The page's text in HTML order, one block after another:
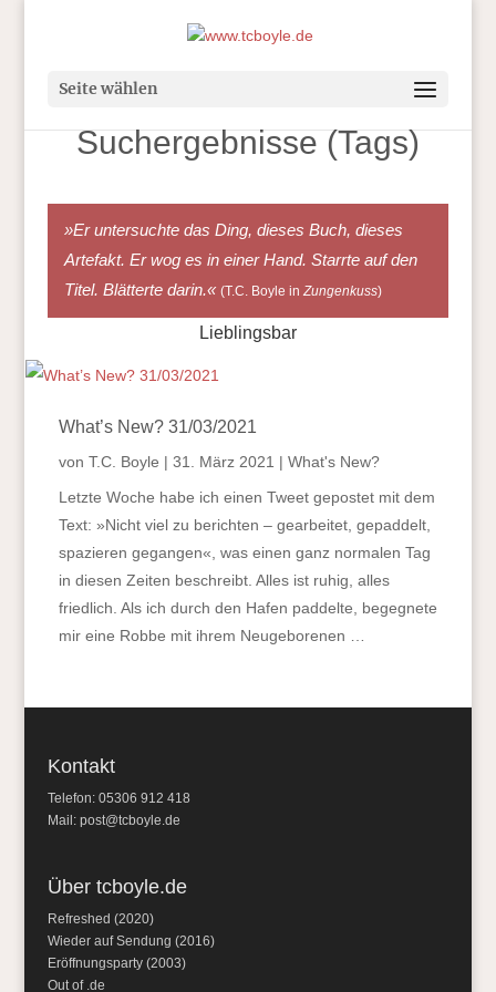
Seite wählen
Suchergebnisse (Tags)
»Er untersuchte das Ding, dieses Buch, dieses
Artefakt. Er wog es in einer Hand. Starrte auf den
Titel. Blätterte darin.« (T.C. Boyle in Zungenkuss)
Lieblingsbar
What’s New? 31/03/2021
von T.C. Boyle | 31. März 2021 | What's New?
Letzte Woche habe ich einen Tweet gepostet mit dem
Text: »Nicht viel zu berichten – gearbeitet, gepaddelt,
spazieren gegangen«, was einen ganz normalen Tag
in diesen Zeiten beschreibt. Alles ist ruhig, alles
friedlich. Als ich durch den Hafen paddelte, begegnete
mir eine Robbe mit ihrem Neugeborenen …
Kontakt
Telefon: 05306 912 418
Mail: post@tcboyle.de
Über tcboyle.de
Refreshed (2020)
Wieder auf Sendung (2016)
Eröffnungsparty (2003)
Out of .de